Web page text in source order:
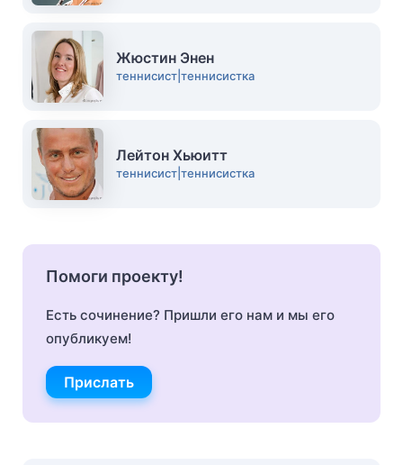
Жюстин Энен
теннисист|теннисистка
Лейтон Хьюитт
теннисист|теннисистка
Помоги проекту!
Есть сочинение? Пришли его нам и мы его
опубликуем!
Прислать